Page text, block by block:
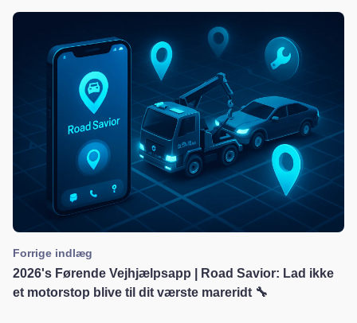
Forrige indlæg
2026's Førende Vejhjælpsapp | Road Savior: Lad ikke
et motorstop blive til dit værste mareridt 🔧